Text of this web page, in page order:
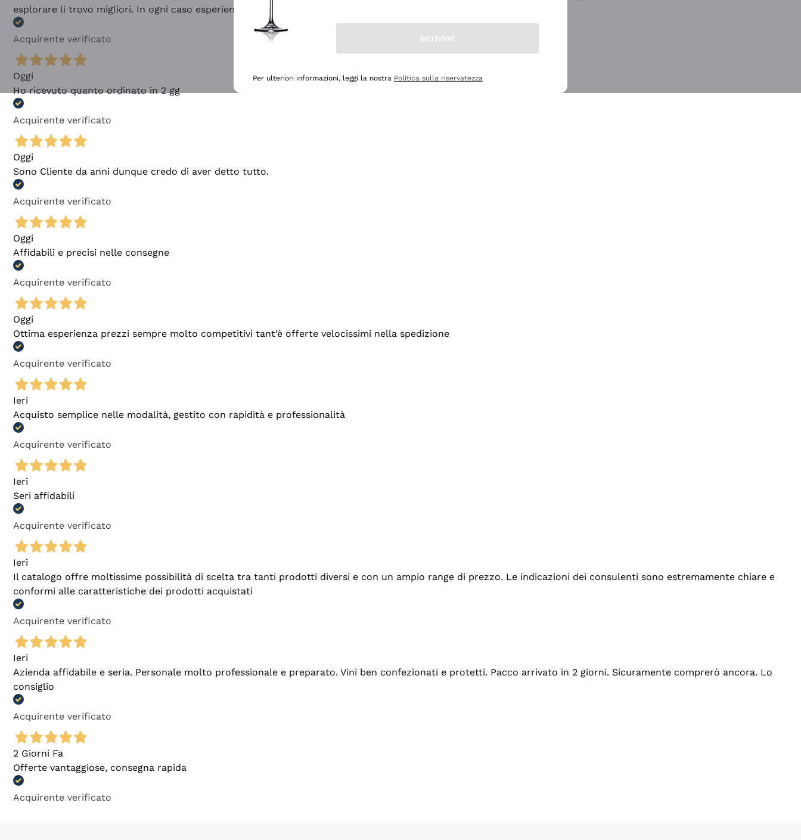
esplorare li trovo migliori. In ogni caso esperienza buona e lo consiglio! 👍
Acquirente verificato
Oggi
Ho ricevuto quanto ordinato in 2 gg
Acquirente verificato
Oggi
Sono Cliente da anni dunque credo di aver detto tutto.
Acquirente verificato
Oggi
Affidabili e precisi nelle consegne
Acquirente verificato
Oggi
Ottima esperienza prezzi sempre molto competitivi tant’è offerte velocissimi nella spedizione
Acquirente verificato
Ieri
Acquisto semplice nelle modalità, gestito con rapidità e professionalità
Acquirente verificato
Ieri
Seri affidabili
Acquirente verificato
Ieri
Il catalogo offre moltissime possibilità di scelta tra tanti prodotti diversi e con un ampio range di prezzo. Le indicazioni dei consulenti sono estremamente chiare e
conformi alle caratteristiche dei prodotti acquistati
Acquirente verificato
Ieri
Azienda affidabile e seria. Personale molto professionale e preparato. Vini ben confezionati e protetti. Pacco arrivato in 2 giorni. Sicuramente comprerò ancora. Lo
consiglio
Acquirente verificato
2 Giorni Fa
Offerte vantaggiose, consegna rapida
Acquirente verificato
Iscrivimi
Per ulteriori informazioni, leggi la nostra Politica sulla riservatezza